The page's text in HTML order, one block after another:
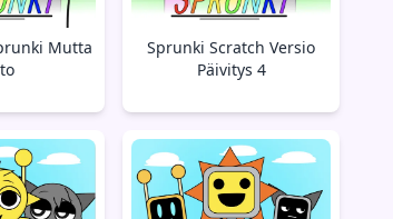
Mutta
Sprunki Scratch Versio
Päivitys 4